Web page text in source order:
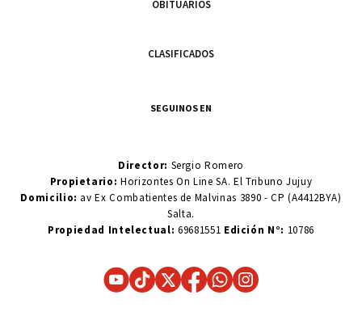
OBITUARIOS
CLASIFICADOS
SEGUINOS EN
Director: Sergio Romero
Propietario:Horizontes On Line SA. El Tribuno Jujuy
Domicilio: av Ex Combatientes de Malvinas 3890 - CP (A4412BYA)
Salta.
Propiedad Intelectual: 69681551 Edición N°: 10786